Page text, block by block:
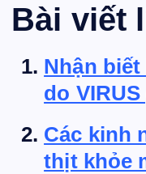
Bài viết
Nhận
do
Các kinh
thịt khỏe